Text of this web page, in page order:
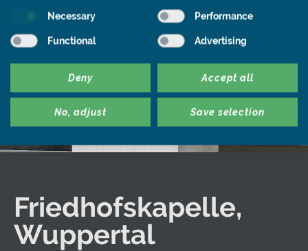
Friedhofskapelle,
Wuppertal
Necessary Performance
Functional Advertising
Deny Accept all
No, adjust Save selection